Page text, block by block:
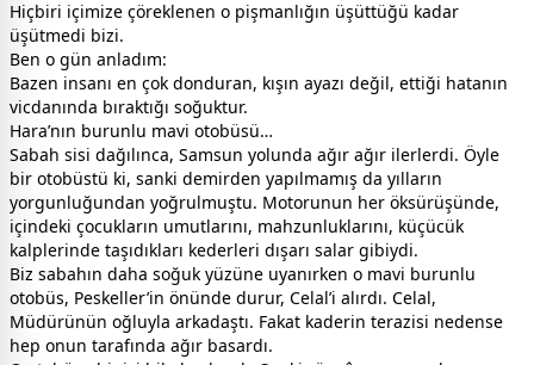
Hiçbiri içimize çöreklenen o pişmanlığın üşüttüğü kadar
üşütmedi bizi.
Ben o gün anladım:
Bazen insanı en çok donduran, kışın ayazı değil, ettiği hatanın
vicdanında bıraktığı soğuktur.
Hara’nın burunlu mavi otobüsü…
Sabah sisi dağılınca, Samsun yolunda ağır ağır ilerlerdi. Öyle
bir otobüstü ki, sanki demirden yapılmamış da yılların
yorgunluğundan yoğrulmuştu. Motorunun her öksürüşünde,
içindeki çocukların umutlarını, mahzunluklarını, küçücük
kalplerinde taşıdıkları kederleri dışarı salar gibiydi.
Biz sabahın daha soğuk yüzüne uyanırken o mavi burunlu
otobüs, Peskeller’in önünde durur, Celal’i alırdı. Celal,
Müdürünün oğluyla arkadaştı. Fakat kaderin terazisi nedense
hep onun tarafında ağır basardı.